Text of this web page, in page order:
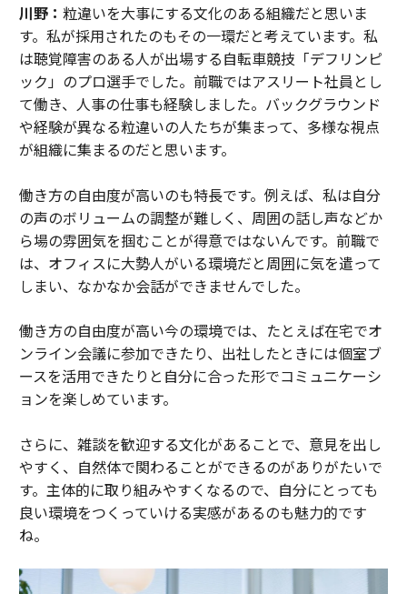
川野： 粒違いを大事にする文化のある組織だと思いま
す。私が採用されたのもその一環だと考えています。私
は聴覚障害のある人が出場する自転車競技「デフリンピ
ック」のプロ選手でした。前職ではアスリート社員とし
て働き、人事の仕事も経験しました。バックグラウンド
や経験が異なる粒違いの人たちが集まって、多様な視点
が組織に集まるのだと思います。
働き方の自由度が高いのも特長です。例えば、私は自分
の声のボリュームの調整が難しく、周囲の話し声などか
ら場の雰囲気を掴むことが得意ではないんです。前職で
は、オフィスに大勢人がいる環境だと周囲に気を遣って
しまい、なかなか会話ができませんでした。
働き方の自由度が高い今の環境では、たとえば在宅でオ
ンライン会議に参加できたり、出社したときには個室ブ
ースを活用できたりと自分に合った形でコミュニケーシ
ョンを楽しめています。
さらに、雑談を歓迎する文化があることで、意見を出し
やすく、自然体で関わることができるのがありがたいで
す。主体的に取り組みやすくなるので、自分にとっても
良い環境をつくっていける実感があるのも魅力的です
ね。